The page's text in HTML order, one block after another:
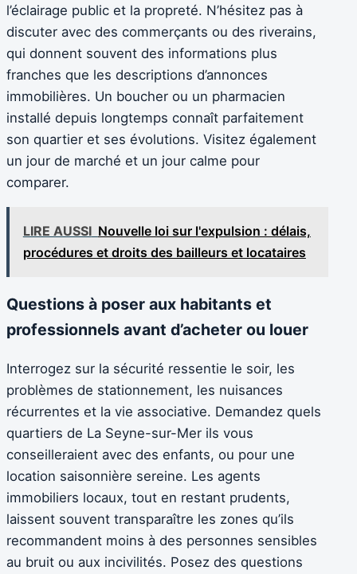
l’éclairage public et la propreté. N’hésitez pas à
discuter avec des commerçants ou des riverains,
qui donnent souvent des informations plus
franches que les descriptions d’annonces
immobilières. Un boucher ou un pharmacien
installé depuis longtemps connaît parfaitement
son quartier et ses évolutions. Visitez également
un jour de marché et un jour calme pour
comparer.
LIRE AUSSI Nouvelle loi sur l'expulsion : délais,
procédures et droits des bailleurs et locataires
Questions à poser aux habitants et
professionnels avant d’acheter ou louer
Interrogez sur la sécurité ressentie le soir, les
problèmes de stationnement, les nuisances
récurrentes et la vie associative. Demandez quels
quartiers de La Seyne-sur-Mer ils vous
conseilleraient avec des enfants, ou pour une
location saisonnière sereine. Les agents
immobiliers locaux, tout en restant prudents,
laissent souvent transparaître les zones qu’ils
recommandent moins à des personnes sensibles
au bruit ou aux incivilités. Posez des questions